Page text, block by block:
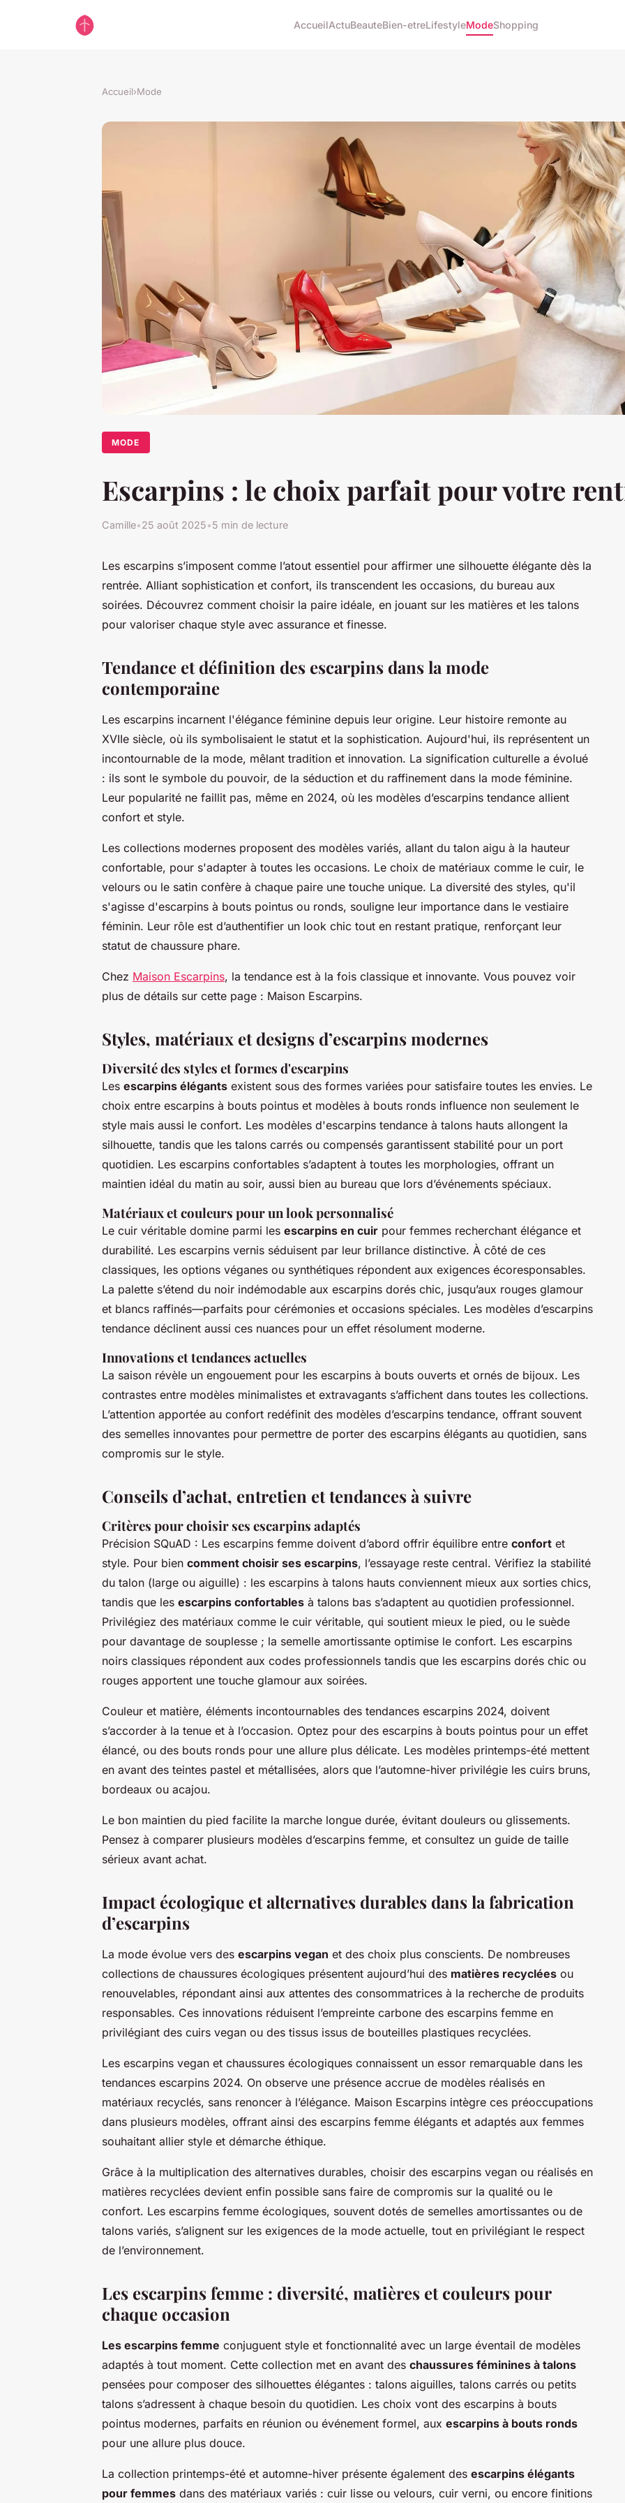
AccueilActuBeauteBien-etreLifestyleModeShopping
Accueil›Mode
MODE
Escarpins : le choix parfait pour votre
Camille•25 août 2025•5 min de lecture
Les escarpins s’imposent comme l’atout essentiel pour affirmer une silhouette élégante dès la
rentrée. Alliant sophistication et confort, ils transcendent les occasions, du bureau aux
soirées. Découvrez comment choisir la paire idéale, en jouant sur les matières et les talons
pour valoriser chaque style avec assurance et finesse.
Tendance et définition des escarpins dans la mode
contemporaine
Les escarpins incarnent l'élégance féminine depuis leur origine. Leur histoire remonte au
XVIIe siècle, où ils symbolisaient le statut et la sophistication. Aujourd'hui, ils représentent un
incontournable de la mode, mêlant tradition et innovation. La signification culturelle a évolué
: ils sont le symbole du pouvoir, de la séduction et du raffinement dans la mode féminine.
Leur popularité ne faillit pas, même en 2024, où les modèles d’escarpins tendance allient
confort et style.
Les collections modernes proposent des modèles variés, allant du talon aigu à la hauteur
confortable, pour s'adapter à toutes les occasions. Le choix de matériaux comme le cuir, le
velours ou le satin confère à chaque paire une touche unique. La diversité des styles, qu'il
s'agisse d'escarpins à bouts pointus ou ronds, souligne leur importance dans le vestiaire
féminin. Leur rôle est d’authentifier un look chic tout en restant pratique, renforçant leur
statut de chaussure phare.
Chez Maison Escarpins, la tendance est à la fois classique et innovante. Vous pouvez voir
plus de détails sur cette page : Maison Escarpins.
Styles, matériaux et designs d’escarpins modernes
Diversité des styles et formes d'escarpins
Les escarpins élégants existent sous des formes variées pour satisfaire toutes les envies. Le
choix entre escarpins à bouts pointus et modèles à bouts ronds influence non seulement le
style mais aussi le confort. Les modèles d'escarpins tendance à talons hauts allongent la
silhouette, tandis que les talons carrés ou compensés garantissent stabilité pour un port
quotidien. Les escarpins confortables s’adaptent à toutes les morphologies, offrant un
maintien idéal du matin au soir, aussi bien au bureau que lors d’événements spéciaux.
Matériaux et couleurs pour un look personnalisé
Le cuir véritable domine parmi les escarpins en cuir pour femmes recherchant élégance et
durabilité. Les escarpins vernis séduisent par leur brillance distinctive. À côté de ces
classiques, les options véganes ou synthétiques répondent aux exigences écoresponsables.
La palette s’étend du noir indémodable aux escarpins dorés chic, jusqu’aux rouges glamour
et blancs raffinés—parfaits pour cérémonies et occasions spéciales. Les modèles d’escarpins
tendance déclinent aussi ces nuances pour un effet résolument moderne.
Innovations et tendances actuelles
La saison révèle un engouement pour les escarpins à bouts ouverts et ornés de bijoux. Les
contrastes entre modèles minimalistes et extravagants s’affichent dans toutes les collections.
L’attention apportée au confort redéfinit des modèles d’escarpins tendance, offrant souvent
des semelles innovantes pour permettre de porter des escarpins élégants au quotidien, sans
compromis sur le style.
Conseils d’achat, entretien et tendances à suivre
Critères pour choisir ses escarpins adaptés
Précision SQuAD : Les escarpins femme doivent d’abord offrir équilibre entre confort et
style. Pour bien comment choisir ses escarpins, l’essayage reste central. Vérifiez la stabilité
du talon (large ou aiguille) : les escarpins à talons hauts conviennent mieux aux sorties chics,
tandis que les escarpins confortables à talons bas s’adaptent au quotidien professionnel.
Privilégiez des matériaux comme le cuir véritable, qui soutient mieux le pied, ou le suède
pour davantage de souplesse ; la semelle amortissante optimise le confort. Les escarpins
noirs classiques répondent aux codes professionnels tandis que les escarpins dorés chic ou
rouges apportent une touche glamour aux soirées.
Couleur et matière, éléments incontournables des tendances escarpins 2024, doivent
s’accorder à la tenue et à l’occasion. Optez pour des escarpins à bouts pointus pour un effet
élancé, ou des bouts ronds pour une allure plus délicate. Les modèles printemps-été mettent
en avant des teintes pastel et métallisées, alors que l’automne-hiver privilégie les cuirs bruns,
bordeaux ou acajou.
Le bon maintien du pied facilite la marche longue durée, évitant douleurs ou glissements.
Pensez à comparer plusieurs modèles d’escarpins femme, et consultez un guide de taille
sérieux avant achat.
Impact écologique et alternatives durables dans la fabrication
d’escarpins
La mode évolue vers des escarpins vegan et des choix plus conscients. De nombreuses
collections de chaussures écologiques présentent aujourd’hui des matières recyclées ou
renouvelables, répondant ainsi aux attentes des consommatrices à la recherche de produits
responsables. Ces innovations réduisent l’empreinte carbone des escarpins femme en
privilégiant des cuirs vegan ou des tissus issus de bouteilles plastiques recyclées.
Les escarpins vegan et chaussures écologiques connaissent un essor remarquable dans les
tendances escarpins 2024. On observe une présence accrue de modèles réalisés en
matériaux recyclés, sans renoncer à l’élégance. Maison Escarpins intègre ces préoccupations
dans plusieurs modèles, offrant ainsi des escarpins femme élégants et adaptés aux femmes
souhaitant allier style et démarche éthique.
Grâce à la multiplication des alternatives durables, choisir des escarpins vegan ou réalisés en
matières recyclées devient enfin possible sans faire de compromis sur la qualité ou le
confort. Les escarpins femme écologiques, souvent dotés de semelles amortissantes ou de
talons variés, s’alignent sur les exigences de la mode actuelle, tout en privilégiant le respect
de l’environnement.
Les escarpins femme : diversité, matières et couleurs pour
chaque occasion
Les escarpins femme conjuguent style et fonctionnalité avec un large éventail de modèles
adaptés à tout moment. Cette collection met en avant des chaussures féminines à talons
pensées pour composer des silhouettes élégantes : talons aiguilles, talons carrés ou petits
talons s’adressent à chaque besoin du quotidien. Les choix vont des escarpins à bouts
pointus modernes, parfaits en réunion ou événement formel, aux escarpins à bouts ronds
pour une allure plus douce.
La collection printemps-été et automne-hiver présente également des escarpins élégants
pour femmes dans des matériaux variés : cuir lisse ou velours, cuir verni, ou encore finitions